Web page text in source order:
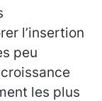
l’insertion
peu
les plus